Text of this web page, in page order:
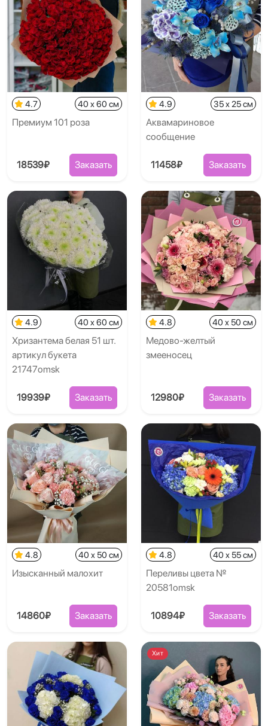
4.7 40 x 60 см
Премиум 101 роза
18539₽ Заказать
4.9 35 x 25 см
Аквамариновое
сообщение
11458₽ Заказать
4.9 40 x 60 см
Хризантема белая 51 шт.
артикул букета
21747omsk
19939₽ Заказать
4.8 40 x 50 см
Медово-желтый
змееносец
12980₽ Заказать
4.8 40 x 50 см
Изысканный малохит
14860₽ Заказать
4.8 40 x 55 см
Переливы цвета №
20581omsk
10894₽ Заказать
Хит